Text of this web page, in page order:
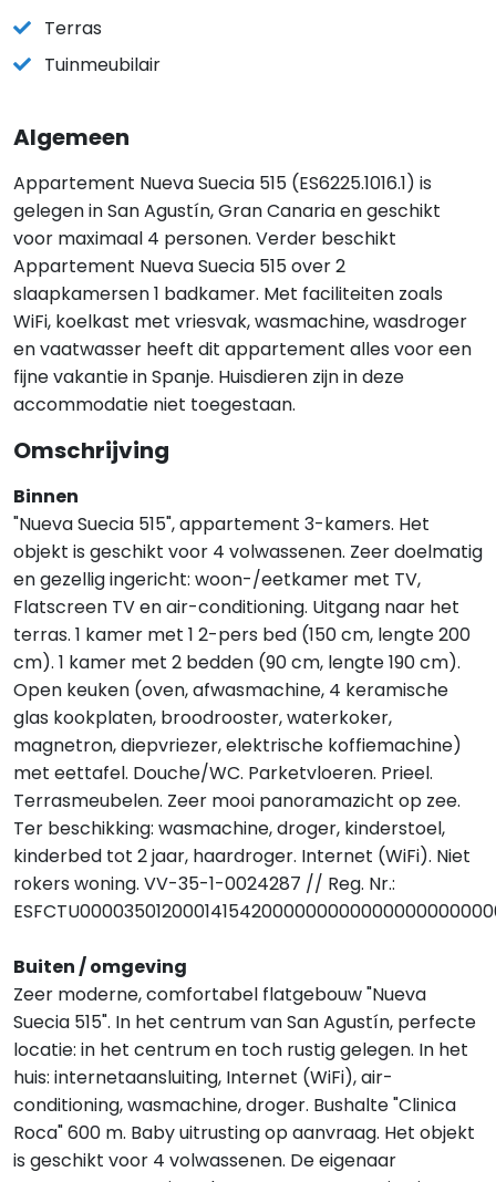
Terras
Tuinmeubilair
Algemeen
Appartement Nueva Suecia 515 (ES6225.1016.1) is
gelegen in San Agustín, Gran Canaria en geschikt
voor maximaal 4 personen. Verder beschikt
Appartement Nueva Suecia 515 over 2
slaapkamersen 1 badkamer. Met faciliteiten zoals
WiFi, koelkast met vriesvak, wasmachine, wasdroger
en vaatwasser heeft dit appartement alles voor een
fijne vakantie in Spanje. Huisdieren zijn in deze
accommodatie niet toegestaan.
Omschrijving
Binnen
"Nueva Suecia 515", appartement 3-kamers. Het
objekt is geschikt voor 4 volwassenen. Zeer doelmatig
en gezellig ingericht: woon-/eetkamer met TV,
Flatscreen TV en air-conditioning. Uitgang naar het
terras. 1 kamer met 1 2-pers bed (150 cm, lengte 200
cm). 1 kamer met 2 bedden (90 cm, lengte 190 cm).
Open keuken (oven, afwasmachine, 4 keramische
glas kookplaten, broodrooster, waterkoker,
magnetron, diepvriezer, elektrische koffiemachine)
met eettafel. Douche/WC. Parketvloeren. Prieel.
Terrasmeubelen. Zeer mooi panoramazicht op zee.
Ter beschikking: wasmachine, droger, kinderstoel,
kinderbed tot 2 jaar, haardroger. Internet (WiFi). Niet
rokers woning. VV-35-1-0024287 // Reg. Nr.:
Buiten / omgeving
Zeer moderne, comfortabel flatgebouw "Nueva
Suecia 515". In het centrum van San Agustín, perfecte
locatie: in het centrum en toch rustig gelegen. In het
huis: internetaansluiting, Internet (WiFi), air-
conditioning, wasmachine, droger. Bushalte "Clinica
Roca" 600 m. Baby uitrusting op aanvraag. Het objekt
is geschikt voor 4 volwassenen. De eigenaar